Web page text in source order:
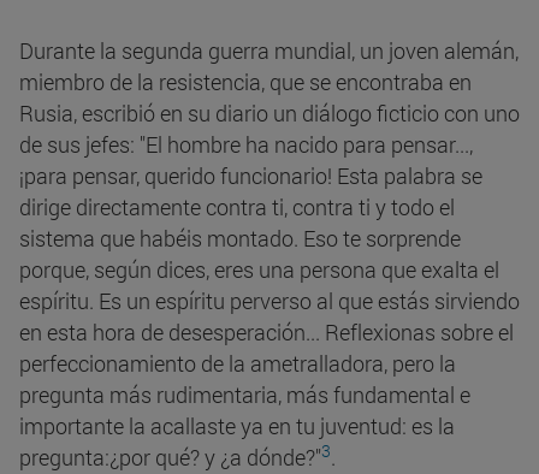
Durante la segunda guerra mundial, un joven alemán,
miembro de la resistencia, que se encontraba en
Rusia, escribió en su diario un diálogo ficticio con uno
de sus jefes: "El hombre ha nacido para pensar...,
¡para pensar, querido funcionario! Esta palabra se
dirige directamente contra ti, contra ti y todo el
sistema que habéis montado. Eso te sorprende
porque, según dices, eres una persona que exalta el
espíritu. Es un espíritu perverso al que estás sirviendo
en esta hora de desesperación... Reflexionas sobre el
perfeccionamiento de la ametralladora, pero la
pregunta más rudimentaria, más fundamental e
importante la acallaste ya en tu juventud: es la
pregunta:¿por qué? y ¿a dónde?"3.